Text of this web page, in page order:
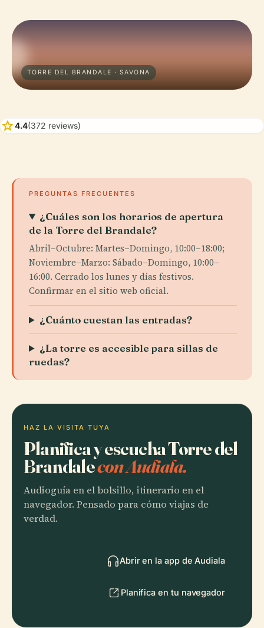
TORRE DEL BRANDALE · SAVONA
star4.4(372 reviews)
PREGUNTAS FRECUENTES
¿Cuáles son los horarios de apertura
de la Torre del Brandale?
Abril–Octubre: Martes–Domingo, 10:00–18:00;
Noviembre–Marzo: Sábado–Domingo, 10:00–
16:00. Cerrado los lunes y días festivos.
Confirmar en el sitio web oficial.
¿Cuánto cuestan las entradas?
¿La torre es accesible para sillas de
ruedas?
HAZ LA VISITA TUYA
Planifica y escucha Torre del
Brandalecon Audiala.
Audioguía en el bolsillo, itinerario en el
navegador. Pensado para cómo viajas de
verdad.
Abrir en la app de Audiala
Planifica en tu navegador